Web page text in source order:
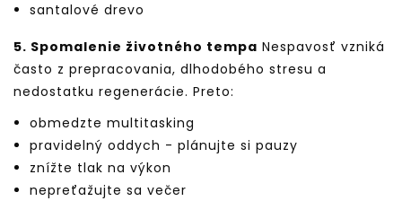
santalové drevo
5. Spomalenie životného tempa Nespavosť vzniká
často z prepracovania, dlhodobého stresu a
nedostatku regenerácie. Preto:
obmedzte multitasking
pravidelný oddych - plánujte si pauzy
znížte tlak na výkon
nepreťažujte sa večer